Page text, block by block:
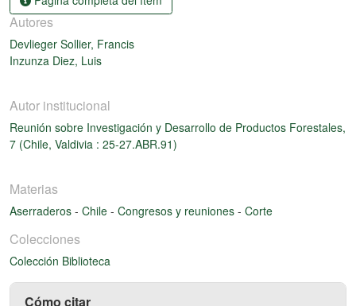
Autores
Devlieger Sollier, Francis
Inzunza Diez, Luis
Autor institucional
Reunión sobre Investigación y Desarrollo de Productos Forestales,
7 (Chile, Valdivia : 25-27.ABR.91)
Materias
Aserraderos - Chile - Congresos y reuniones - Corte
Colecciones
Colección Biblioteca
Cómo citar